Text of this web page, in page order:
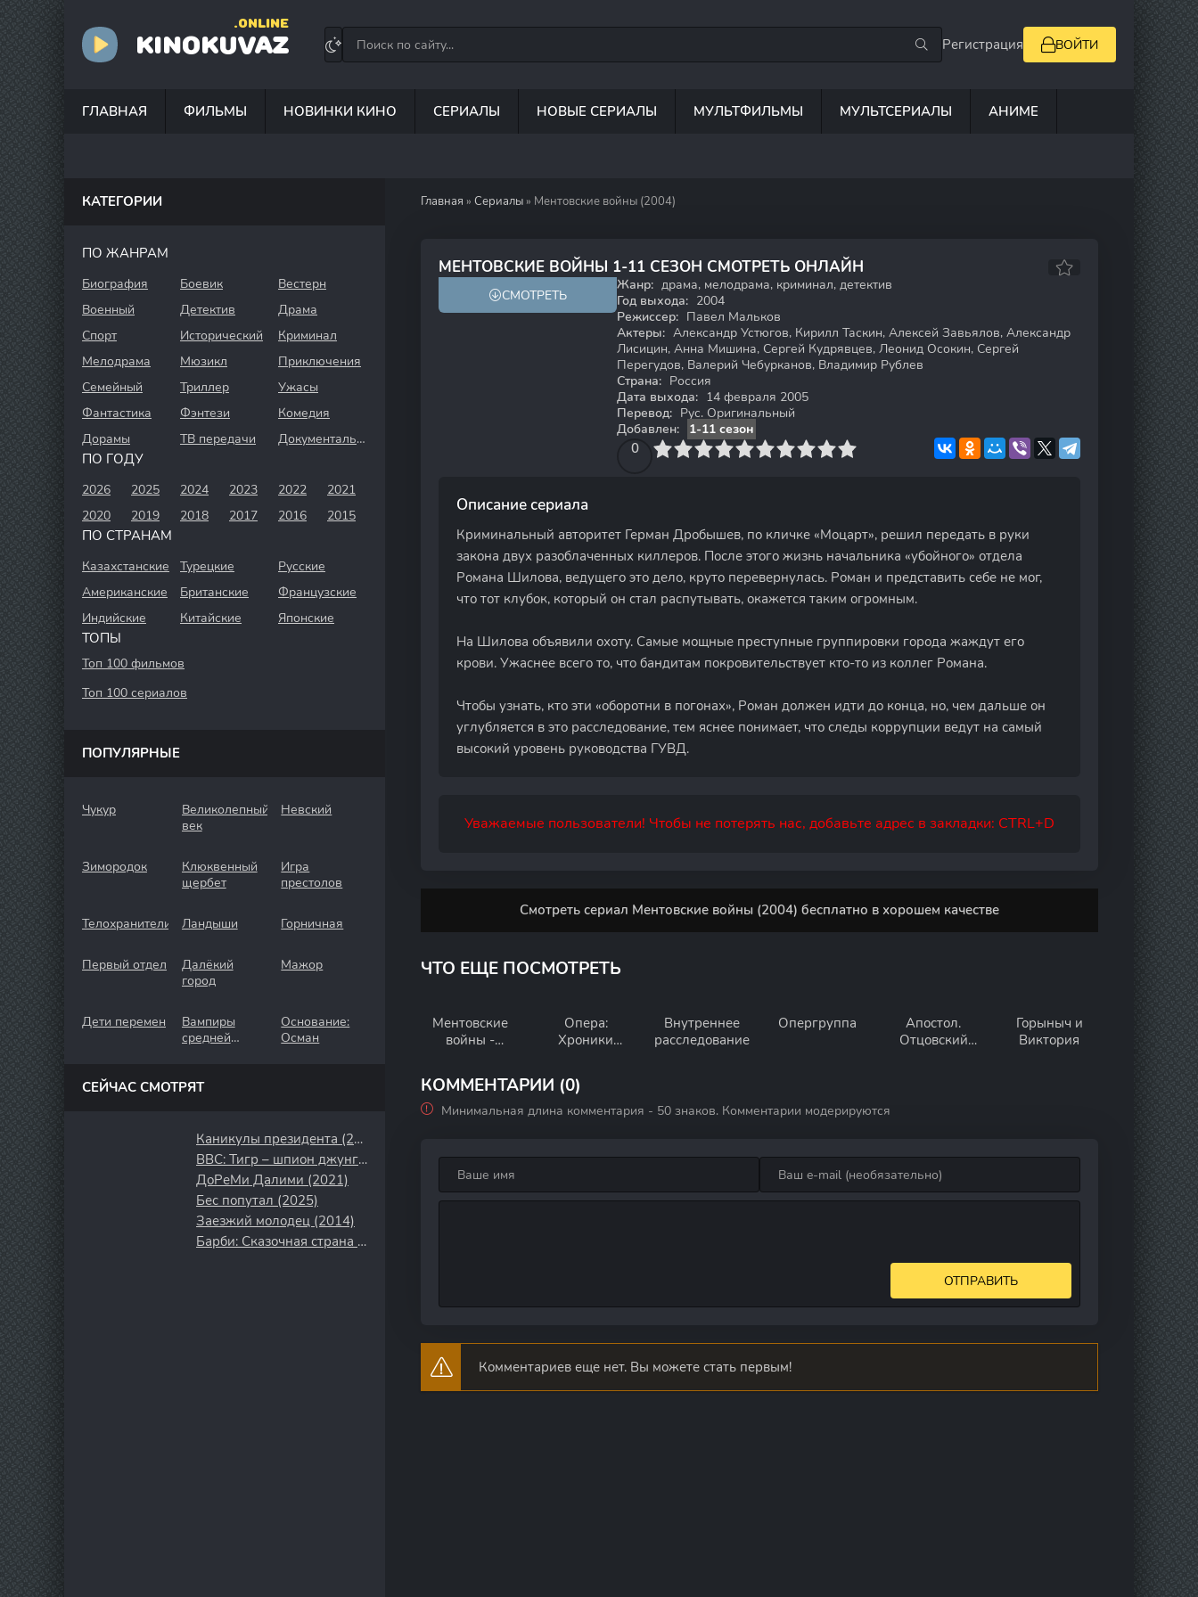
KINOKUVAZ
.ONLINE
Регистрация ВОЙТИ
ГЛАВНАЯ ФИЛЬМЫ НОВИНКИ КИНО СЕРИАЛЫ НОВЫЕ СЕРИАЛЫ МУЛЬТФИЛЬМЫ МУЛЬТСЕРИАЛЫ АНИМЕ
Главная » Сериалы » Ментовские войны (2004)
МЕНТОВСКИЕ ВОЙНЫ 1-11 СЕЗОН СМОТРЕТЬ ОНЛАЙН
8.1 6.9
СМОТРЕТЬ
Жанр: драма, мелодрама, криминал, детектив
Год выхода: 2004
Режиссер: Павел Мальков
Актеры: Александр Устюгов, Кирилл Таскин, Алексей Завьялов, Александр
Лисицин, Анна Мишина, Сергей Кудрявцев, Леонид Осокин, Сергей
Перегудов, Валерий Чебурканов, Владимир Рублев
Страна: Россия
Дата выхода: 14 февраля 2005
Перевод: Рус. Оригинальный
Добавлен:
1-11 сезон
0
4 6 7 8 9 10
Описание сериала
Криминальный авторитет Герман Дробышев, по кличке «Моцарт», решил передать в руки
закона двух разоблаченных киллеров. После этого жизнь начальника «убойного» отдела
Романа Шилова, ведущего это дело, круто перевернулась. Роман и представить себе не мог,
что тот клубок, который он стал распутывать, окажется таким огромным.
На Шилова объявили охоту. Самые мощные преступные группировки города жаждут его
крови. Ужаснее всего то, что бандитам покровительствует кто-то из коллег Романа.
Чтобы узнать, кто эти «оборотни в погонах», Роман должен идти до конца, но, чем дальше он
углубляется в это расследование, тем яснее понимает, что следы коррупции ведут на самый
высокий уровень руководства ГУВД.
Уважаемые пользователи! Чтобы не потерять нас, добавьте адрес в закладки: CTRL+D
Смотреть сериал Ментовские войны (2004) бесплатно в хорошем качестве
ЧТО ЕЩЕ ПОСМОТРЕТЬ
Ментовские
войны -
Опера:
Хроники
отдела
Внутреннее
расследование
Опергруппа
Апостол.
Отцовский
Горыныч и
Виктория
КОММЕНТАРИИ (0)
Минимальная длина комментария - 50 знаков. Комментарии модерируются
ОТПРАВИТЬ
Комментариев еще нет. Вы можете стать первым!
КАТЕГОРИИ
ПО ЖАНРАМ
Биография Боевик
Вестерн
Военный
Детектив
Драма
Спорт
Исторический
Криминал
Мелодрама
Мюзикл
Приключения
Семейный
Триллер
Ужасы
Фантастика
Фэнтези
Комедия
Дорамы
ТВ передачи Документальный
ПО ГОДУ
2026 2025 2024 2023 2022
2021
2020
2019 2018 2017 2016 2015
ПО СТРАНАМ
Казахстанские Турецкие
Русские
Американские
Британские
Французские
Индийские
Китайские Японские
ТОПЫ
Топ 100 фильмов
Топ 100 сериалов
ПОПУЛЯРНЫЕ
Чукур
Великолепный
век
Невский
Зимородок
Клюквенный
щербет
Игра
престолов
Телохранители Ландыши Горничная
Первый отдел
Далёкий
город
Мажор
Дети перемен
Вампиры
средней
Основание:
Осман
СЕЙЧАС СМОТРЯТ
Каникулы президента (2018)
BBC: Тигр – шпион джунглей (2008)
ДоРеМи Далими (2021)
Бес попутал (2025)
Заезжий молодец (2014)
Барби: Сказочная страна Мермедия (2006)